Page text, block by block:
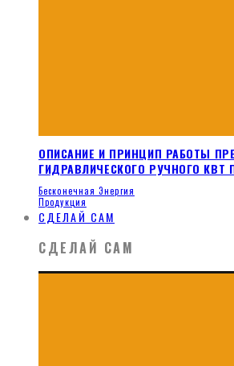
ОПИСАНИЕ И ПРИНЦИП РАБОТЫ
ГИДРАВЛИЧЕСКОГО РУЧНОГО КВТ
Бесконечная Энергия
Продукция
СДЕЛАЙ САМ
СДЕЛАЙ САМ